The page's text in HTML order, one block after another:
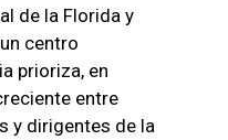
de la Florida y
centro
prioriza, en
entre
y dirigentes de la